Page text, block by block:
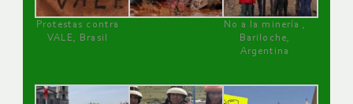
Protestas contra
VALE, Brasil
No a la minería ,
Bariloche,
Argentina